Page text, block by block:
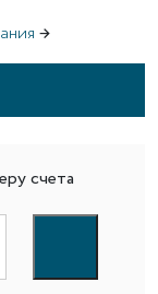
→
счета